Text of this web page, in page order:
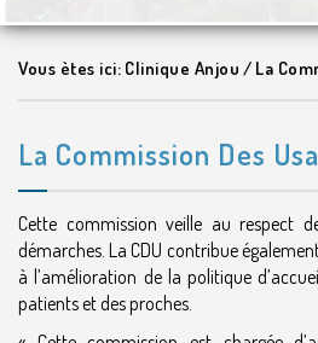
Vous ètes ici: Clinique Anjou / La
La Commission Des
Cette commission veille au respect
démarches. La CDU contribue
à l’amélioration de la politique
patients et des proches.